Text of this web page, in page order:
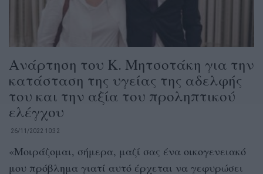
Ανάρτηση του Κ. Μητσοτάκη για την
κατάσταση της υγείας της αδελφής
του και την αξία του προληπτικού
ελέγχου
26/11/2022 10:32
«Μοιράζομαι, σήμερα, μαζί σας ένα οικογενειακό
μου πρόβλημα γιατί αυτό έρχεται να γεφυρώσει